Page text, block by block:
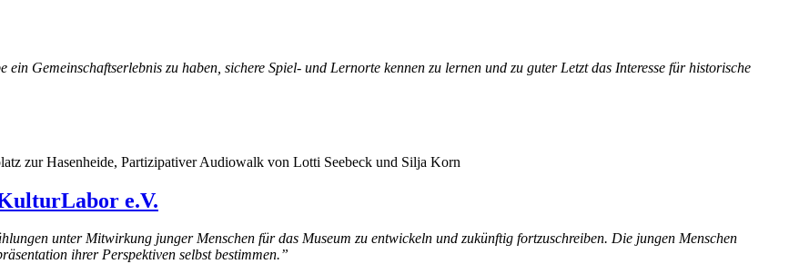
Gemeinschaftserlebnis zu haben, sichere Spiel- und Lernorte kennen zu lernen und zu guter Letztdas Interesse für historische
zur Hasenheide, Partizipativer Audiowalk von Lotti Seebeck und Silja Korn
e.V.
unter Mitwirkung junger Menschen für das Museum zu entwickeln und zukünftig fortzuschreiben. Die jungen Menschen
ihrer Perspektiven selbst bestimmen.”